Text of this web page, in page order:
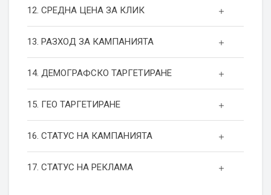
12. СРЕДНА ЦЕНА ЗА КЛИК
13. РАЗХОД ЗА КАМПАНИЯТА
14. ДЕМОГРАФСКО ТАРГЕТИРАНЕ
15. ГЕО ТАРГЕТИРАНЕ
16. СТАТУС НА КАМПАНИЯТА
17. СТАТУС НА РЕКЛАМА